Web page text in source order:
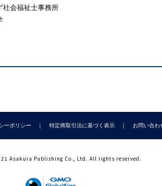
保健と福祉の初動の差を縮めるためにできる
制度とサービス ［髙田洋介・大西一嘉］
と退所 ［木作尚子］
真由美］
，一時避難生活場所，仮住まい，恒久住宅 ［
援コーディネーション ［菅野 拓・阪本真由美・
活復興カレンダー ［立木茂雄］
福祉士事務所
ーポリシー 特定商取引法に基づく表示 お問い合わ
Asakura Publishing Co., Ltd. All rights reserved.